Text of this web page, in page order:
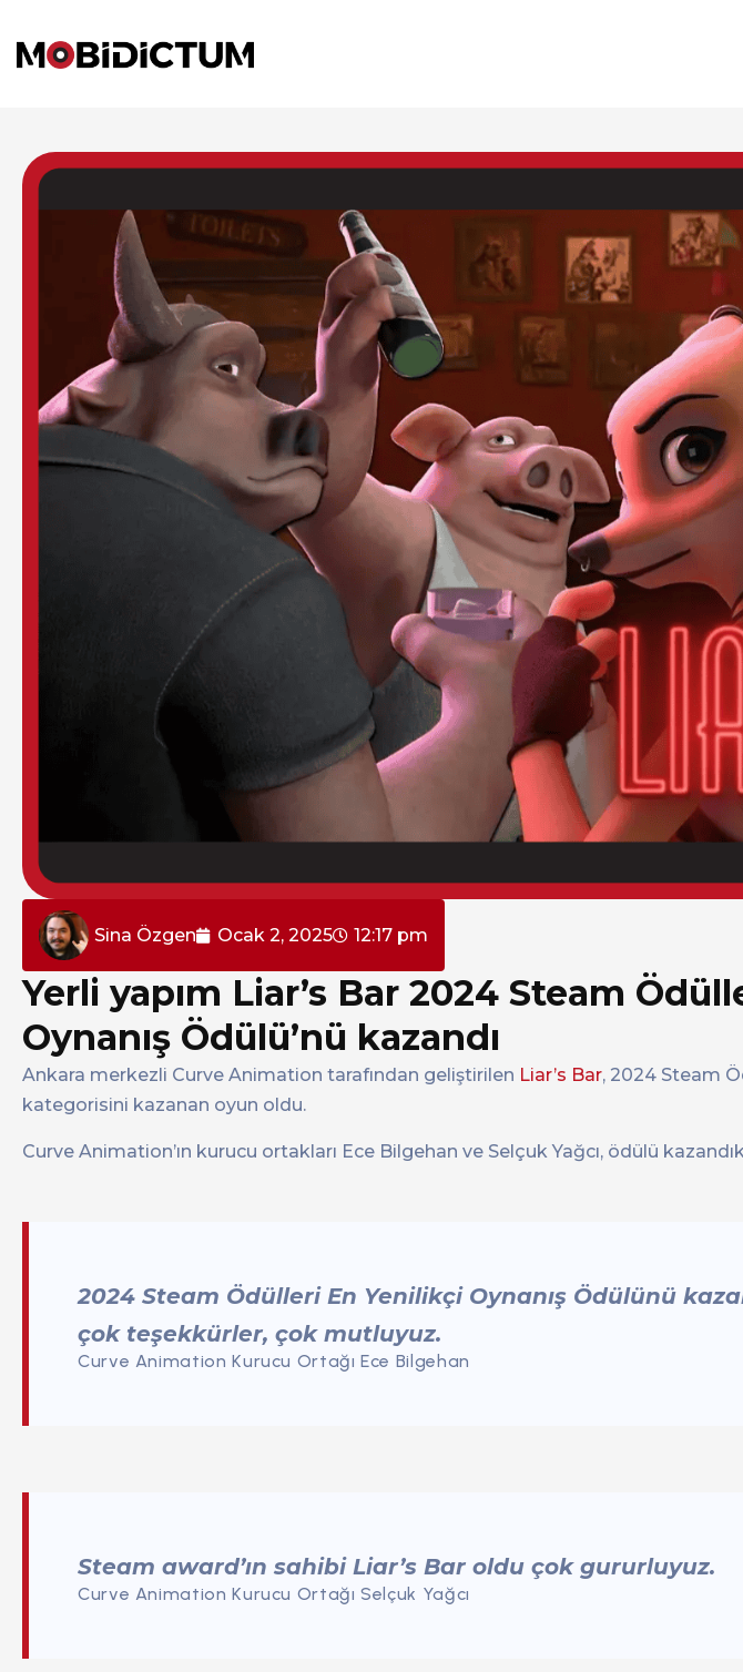
Sina Özgen Ocak 2, 2025 12:17 pm
Yerli yapım Liar’s Bar 2024 Steam
Oynanış Ödülü’nü kazandı
Ankara merkezli Curve Animation tarafından geliştirilen Liar’s Bar, 2024 Steam
kategorisini kazanan oyun oldu.
Curve Animation’ın kurucu ortakları Ece Bilgehan ve Selçuk Yağcı, ödülü
2024 Steam Ödülleri En Yenilikçi Oynanış Ödülünü
çok teşekkürler, çok mutluyuz.
Curve Animation Kurucu Ortağı Ece Bilgehan
Steam award’ın sahibi Liar’s Bar oldu çok gururluyuz.
Curve Animation Kurucu Ortağı Selçuk Yağcı